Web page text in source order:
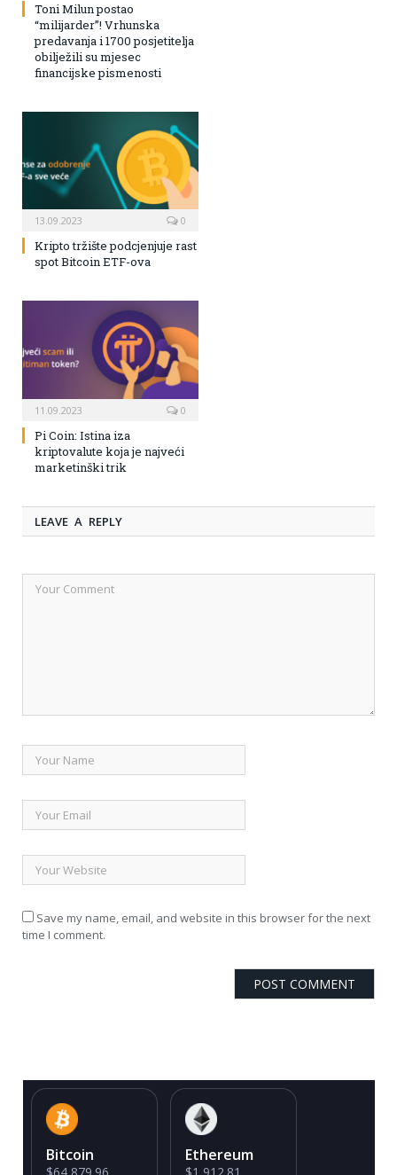
Toni Milun postao
“milijarder”! Vrhunska
predavanja i 1700 posjetitelja
obilježili su mjesec
financijske pismenosti
13.09.2023 0
Kripto tržište podcjenjuje rast
spot Bitcoin ETF-ova
11.09.2023 0
Pi Coin: Istina iza
kriptovalute koja je najveći
marketinški trik
LEAVE A REPLY
Save my name, email, and website in this browser for the next
time I comment.
Bitcoin
$64,879.96
Ethereum
$1,912.81